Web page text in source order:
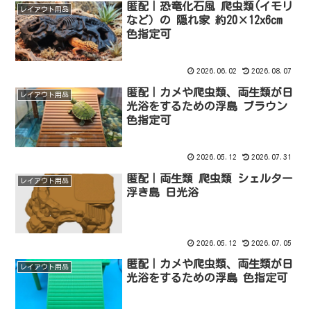
レイアウト用品
匿配｜恐竜化石風 爬虫類(イモリ
など）の 隠れ家 約20×12x6cm
色指定可
2026.06.02 2026.08.07
レイアウト用品
匿配｜カメや爬虫類、両生類が日
光浴をするための浮島 ブラウン
色指定可
2026.05.12 2026.07.31
レイアウト用品
匿配｜両生類 爬虫類 シェルター
浮き島 日光浴
2026.05.12 2026.07.05
レイアウト用品
匿配｜カメや爬虫類、両生類が日
光浴をするための浮島 色指定可